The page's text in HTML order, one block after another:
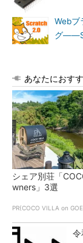
Webブ
グ
あなたにおす
シェア別荘「
wners」3選
PR(COCO VILLA on
令